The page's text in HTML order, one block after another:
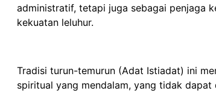
administratif, tetapi juga sebagai penjaga
kekuatan leluhur.
Tradisi turun-temurun (Adat Istiadat) ini
spiritual yang mendalam, yang tidak